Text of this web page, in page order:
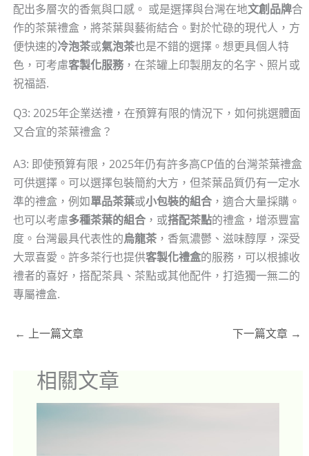
配出多層次的香氣與口感。 或是選擇與台灣在地文創品牌合
作的茶葉禮盒，將茶葉與藝術結合。對於忙碌的現代人，方
便快速的冷泡茶或氣泡茶也是不錯的選擇。想更具個人特
色，可考慮客製化服務，在茶罐上印製朋友的名字、照片或
祝福語.
Q3: 2025年企業送禮，在預算有限的情況下，如何挑選體面
又合宜的茶葉禮盒？
A3: 即使預算有限，2025年仍有許多高CP值的台灣茶葉禮盒
可供選擇。可以選擇包裝簡約大方，但茶葉品質仍有一定水
準的禮盒，例如單品茶葉或小包裝的組合，適合大量採購。
也可以考慮多種茶葉的組合，或搭配茶點的禮盒，增添豐富
度。台灣最具代表性的烏龍茶，香氣濃鬱、滋味醇厚，深受
大眾喜愛。許多茶行也提供客製化禮盒的服務，可以根據收
禮者的喜好，搭配茶具、茶點或其他配件，打造獨一無二的
專屬禮盒.
← 上一篇文章 下一篇文章 →
相關文章